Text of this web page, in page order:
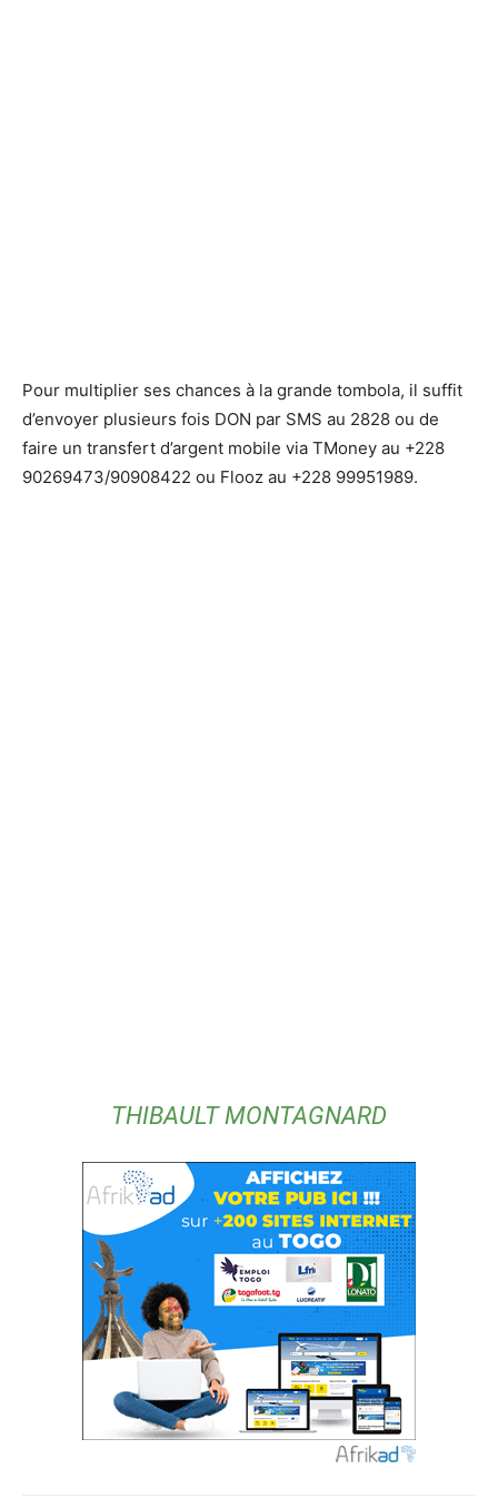
Pour multiplier ses chances à la grande tombola, il suffit
d’envoyer plusieurs fois DON par SMS au 2828 ou de
faire un transfert d’argent mobile via TMoney au +228
90269473/90908422 ou Flooz au +228 99951989.
THIBAULT MONTAGNARD